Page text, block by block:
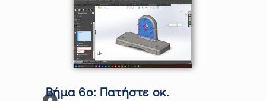
Βήμα 6ο: Πατήστε οκ.